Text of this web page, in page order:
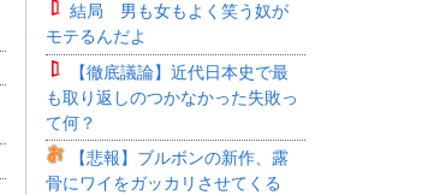
結局 男も女もよく笑う奴が
モテるんだよ
【徹底議論】近代日本史で最
も取り返しのつかなかった失敗っ
て何？
【悲報】ブルボンの新作、露
骨にワイをガッカリさせてくる